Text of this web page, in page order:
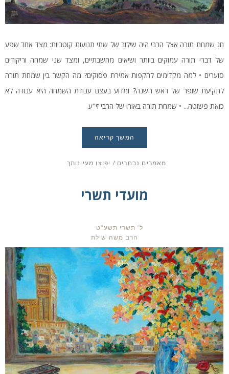
חג שמחת תורה אצל הרבי היה שילוב של שתי תנועות קוטביות: מצד אחד שפע
של דברי תורה עמוקים ביותר ושיאים מחשבתיים, ומצד שני שמחה וריקודים
סוערים • למה מקדימים להקפות אמירת פסוקים? מה הקשר בין שמחת תורה
לתקיעת שופר של ראש השנה? ומדוע בעצם עבודת השמחה היא עבודה לא
כזאת פשוטה... • שמחת תורה באורו של הרבי זי"ע
המשך קריאה
מאמרים נבחרים/ יפוצו מעיינותך
מועדי תשרי
ל' תשרי תשע"ט
הרב משה שילת